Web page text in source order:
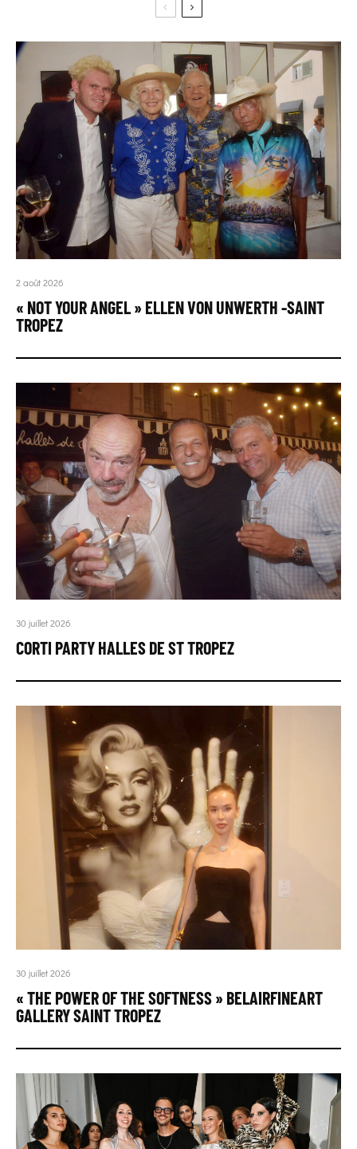
2 août 2026
« NOT YOUR ANGEL » ELLEN VON UNWERTH -SAINT
TROPEZ
30 juillet 2026
CORTI PARTY HALLES DE ST TROPEZ
30 juillet 2026
« THE POWER OF THE SOFTNESS » BELAIRFINEART
GALLERY SAINT TROPEZ